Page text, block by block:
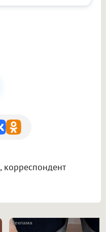
, корреспондент